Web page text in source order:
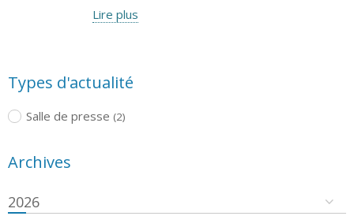
Lire plus
Types d'actualité
Salle de presse (2)
Archives
2026